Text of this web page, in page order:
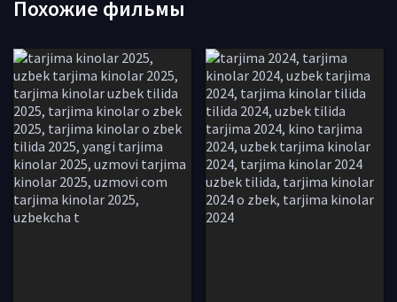
Похожие фильмы